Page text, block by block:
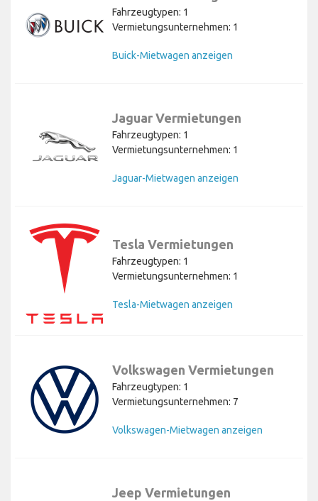
Fahrzeugtypen: 1
Vermietungsunternehmen: 1
Buick-Mietwagen anzeigen
Jaguar Vermietungen
Fahrzeugtypen: 1
Vermietungsunternehmen: 1
Jaguar-Mietwagen anzeigen
Tesla Vermietungen
Fahrzeugtypen: 1
Vermietungsunternehmen: 1
Tesla-Mietwagen anzeigen
Volkswagen Vermietungen
Fahrzeugtypen: 1
Vermietungsunternehmen: 7
Volkswagen-Mietwagen anzeigen
Jeep Vermietungen